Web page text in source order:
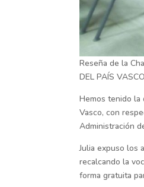
Reseña de la
DEL PAÍS
Hemos tenido
Vasco, con
Administración
Julia expuso los
recalcando la
forma gratuita